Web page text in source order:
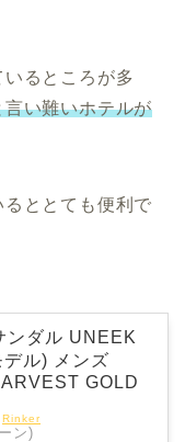
いるところが多
い難いホテルが
ととても便利で
ンダル UNEEK
ル) メンズ
GOLD
Rinker
ン)